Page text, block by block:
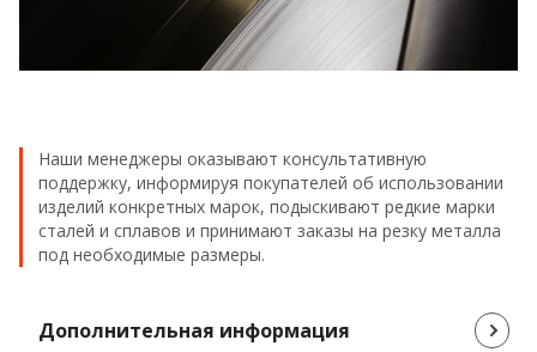
Детали трубопровода
Наши менеджеры оказывают консультативную
поддержку, информируя покупателей об использовании
изделий конкретных марок, подыскивают редкие марки
сталей и сплавов и принимают заказы на резку металла
под необходимые размеры.
Дополнительная информация